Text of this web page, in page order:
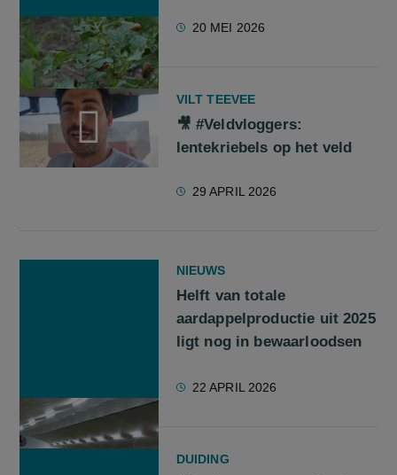
20 MEI 2026
VILT TEEVEE
🎥 #Veldvloggers:
lentekriebels op het veld
29 APRIL 2026
NIEUWS
Helft van totale
aardappelproductie uit 2025
ligt nog in bewaarloodsen
22 APRIL 2026
DUIDING